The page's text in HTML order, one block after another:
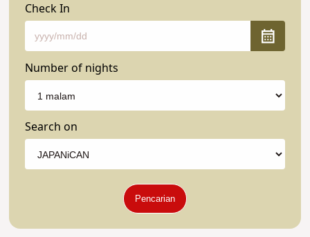
Check In
Number of nights
Search on
Pencarian